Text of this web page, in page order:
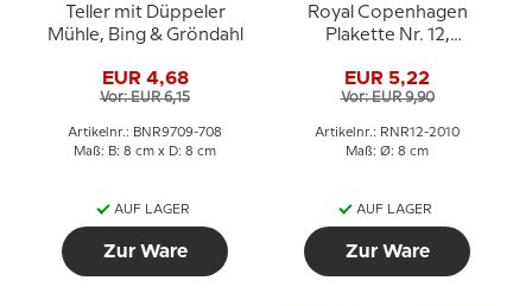
Teller mit Düppeler
Mühle, Bing & Gröndahl
EUR 4,68
Vor: EUR 6,15
Artikelnr.: BNR9709-708
Maß: B: 8 cm x D: 8 cm
AUF LAGER
Zur Ware
Royal Copenhagen
Plakette Nr. 12,
EUR 5,22
Vor: EUR 9,90
Artikelnr.: RNR12-2010
Maß: Ø: 8 cm
AUF LAGER
Zur Ware